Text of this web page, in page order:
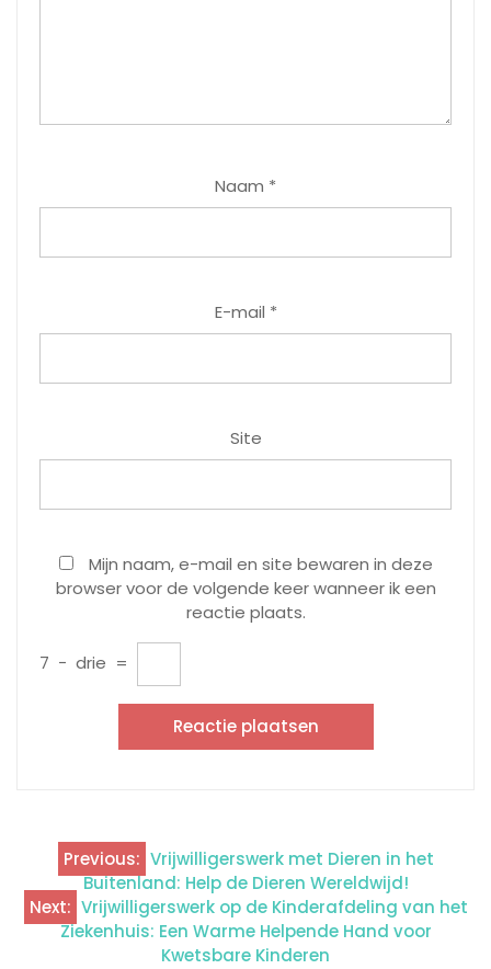
Naam *
E-mail *
Site
Mijn naam, e-mail en site bewaren in deze
browser voor de volgende keer wanneer ik een
reactie plaats.
7 − drie =
Berichtnavigatie
Previous: Vrijwilligerswerk met Dieren in het
Buitenland: Help de Dieren Wereldwijd!
Next: Vrijwilligerswerk op de Kinderafdeling van het
Ziekenhuis: Een Warme Helpende Hand voor
Kwetsbare Kinderen